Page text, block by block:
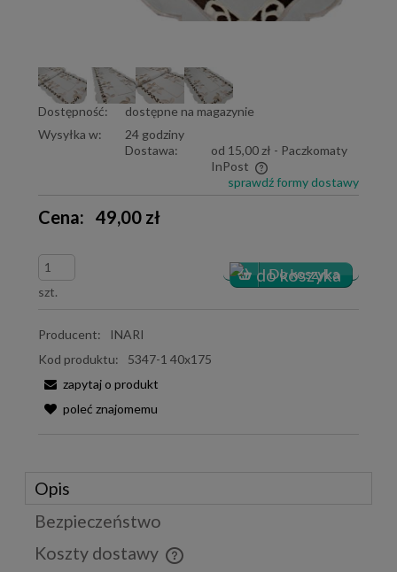
Dostępność:
dostępne na magazynie
Wysyłka w:
24 godziny
Dostawa:
od 15,00 zł - Paczkomaty
InPost
Cena nie zawiera ewentualnych kosztów płatności
sprawdź formy dostawy
Cena: 49,00 zł
szt.
Producent:
INARI
Kod produktu:
5347-1 40x175
zapytaj o produkt
poleć znajomemu
Opis
Bezpieczeństwo
Koszty dostawy
Cena nie zawiera ewentualnych kosztów płatności